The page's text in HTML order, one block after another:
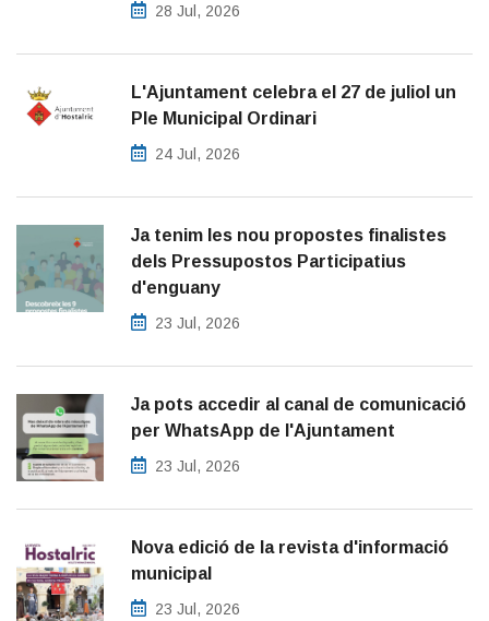
28 Jul, 2026
L'Ajuntament celebra el 27 de juliol un
Ple Municipal Ordinari
24 Jul, 2026
Ja tenim les nou propostes finalistes
dels Pressupostos Participatius
d'enguany
23 Jul, 2026
Ja pots accedir al canal de comunicació
per WhatsApp de l'Ajuntament
23 Jul, 2026
Nova edició de la revista d'informació
municipal
23 Jul, 2026